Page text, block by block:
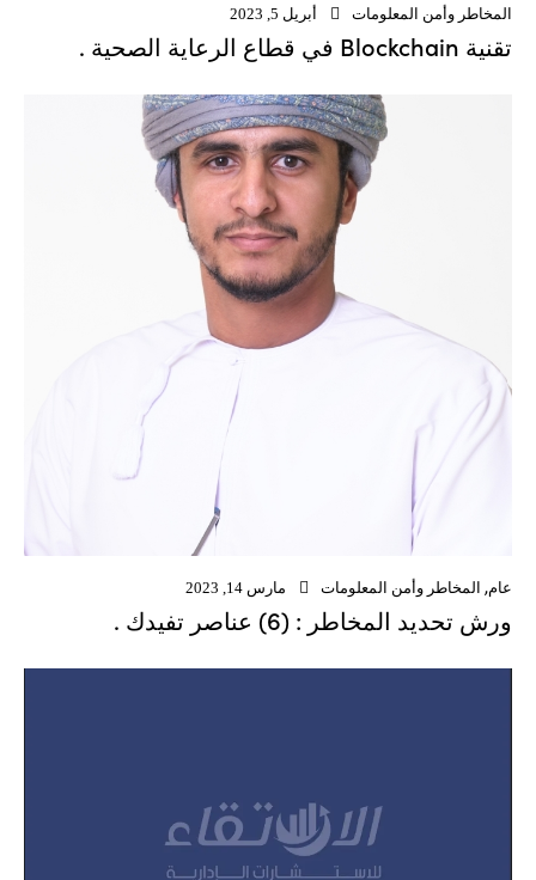
المخاطر وأمن المعلومات أبريل 5, 2023
تقنية Blockchain في قطاع الرعاية الصحية .
عام, المخاطر وأمن المعلومات مارس 14, 2023
ورش تحديد المخاطر : (6) عناصر تفيدك .